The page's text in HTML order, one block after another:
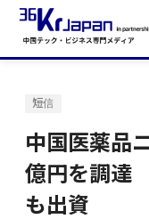
短信
中国医薬品
億円を調達
も出資